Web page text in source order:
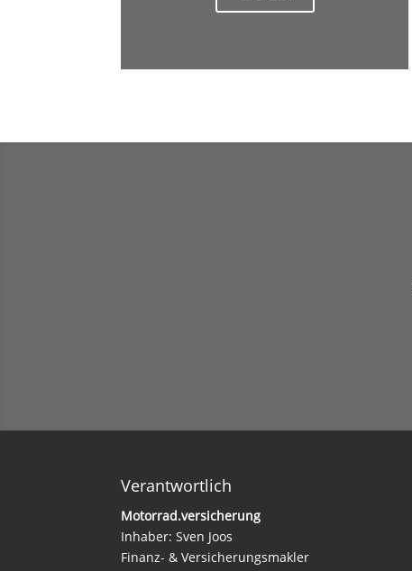
Verantwortlich
Motorrad.versicherung
Inhaber: Sven Joos
Finanz- & Versicherungsmakler